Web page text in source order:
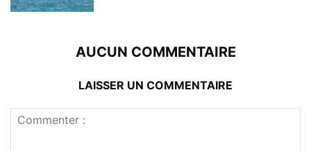
AUCUN COMMENTAIRE
LAISSER UN COMMENTAIRE